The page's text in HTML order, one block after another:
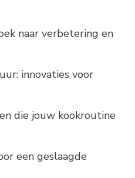
naar verbetering en
innovaties voor
die jouw kookroutine
een geslaagde